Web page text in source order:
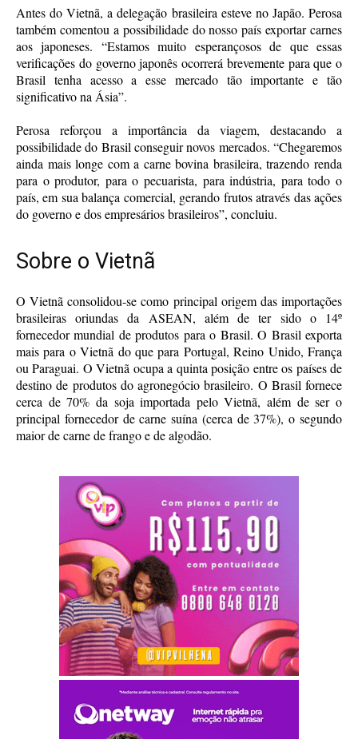
Antes do Vietnã, a delegação brasileira esteve no Japão. Perosa
também comentou a possibilidade do nosso país exportar carnes
aos japoneses. “Estamos muito esperançosos de que essas
verificações do governo japonês ocorrerá brevemente para que o
Brasil tenha acesso a esse mercado tão importante e tão
significativo na Ásia”.
Perosa reforçou a importância da viagem, destacando a
possibilidade do Brasil conseguir novos mercados. “Chegaremos
ainda mais longe com a carne bovina brasileira, trazendo renda
para o produtor, para o pecuarista, para indústria, para todo o
país, em sua balança comercial, gerando frutos através das ações
do governo e dos empresários brasileiros”, concluiu.
Sobre o Vietnã
O Vietnã consolidou-se como principal origem das importações
brasileiras oriundas da ASEAN, além de ter sido o 14º
fornecedor mundial de produtos para o Brasil. O Brasil exporta
mais para o Vietnã do que para Portugal, Reino Unido, França
ou Paraguai. O Vietnã ocupa a quinta posição entre os países de
destino de produtos do agronegócio brasileiro. O Brasil fornece
cerca de 70% da soja importada pelo Vietnã, além de ser o
principal fornecedor de carne suína (cerca de 37%), o segundo
maior de carne de frango e de algodão.